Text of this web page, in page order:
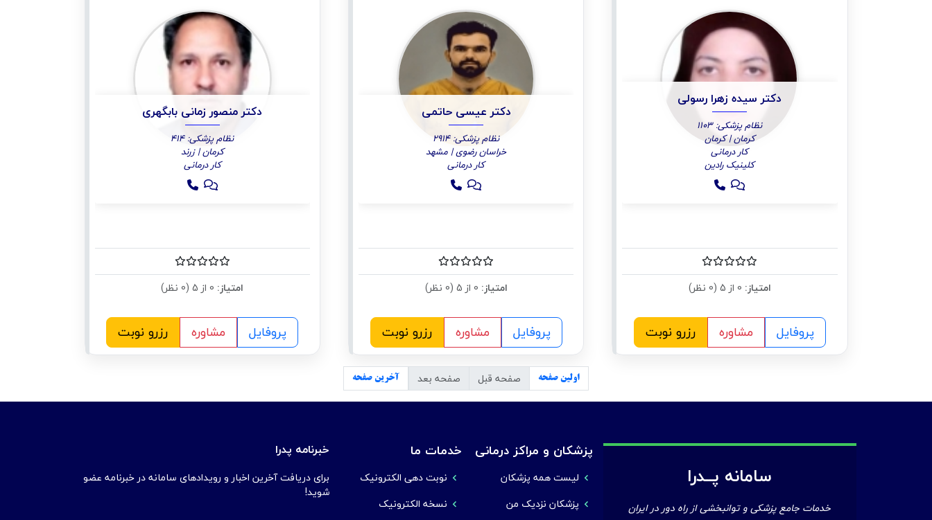
دکتر سیده زهرا رسولی
نظام پزشکی: 1103
کرمان | کرمان
کار درمانی
کلینیک رادین
امتیاز:
پروفایل مشاوره رزرو نوبت
دکتر عیسی حاتمی
نظام پزشکی: 2914
خراسان رضوی | مشهد
کار درمانی
امتیاز:
پروفایل مشاوره رزرو نوبت
دکتر منصور زمانی بابگهری
نظام پزشکی: 414
کرمان | زرند
کار درمانی
امتیاز:
پروفایل مشاوره رزرو نوبت
اولین صفحه صفحه قبل صفحه بعد آخرین صفحه
سامانه پــدرا
خدمات جامع پزشکی و توانبخشی از راه دور در ایران
پزشکان و مراکز درمانی
لیست همه پزشکان
پزشکان نزدیک من
خدمات ما
نوبت دهی الکترونیک
نسخه الکترونیک
خبرنامه پدرا
برای دریافت آخرین اخبار و رویدادهای سامانه در خبرنامه عضو
شوید!